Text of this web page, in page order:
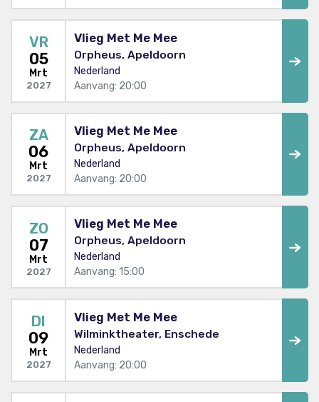
VR
05
Mrt
2027
Vlieg Met Me Mee
Orpheus, Apeldoorn
Nederland
Aanvang: 20:00
ZA
06
Mrt
2027
Vlieg Met Me Mee
Orpheus, Apeldoorn
Nederland
Aanvang: 20:00
ZO
07
Mrt
2027
Vlieg Met Me Mee
Orpheus, Apeldoorn
Nederland
Aanvang: 15:00
DI
09
Mrt
2027
Vlieg Met Me Mee
Wilminktheater, Enschede
Nederland
Aanvang: 20:00